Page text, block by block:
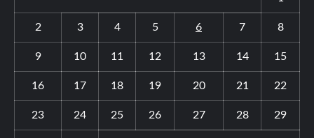
2 3 4 5 6 7 8
9 10 11 12 13 14 15
16 17 18 19 20 21 22
23 24 25 26 27 28 29